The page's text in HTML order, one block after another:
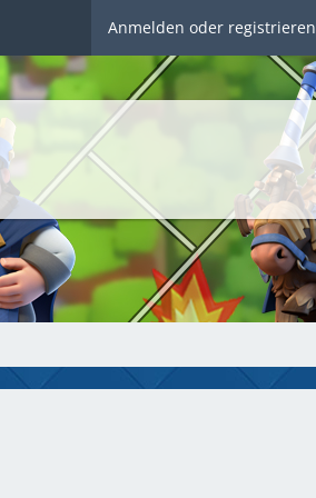
Anmelden oder registrieren